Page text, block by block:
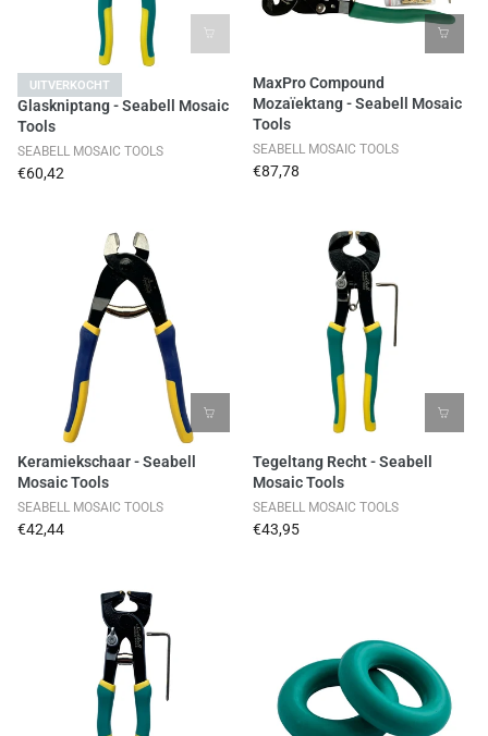
UITVERKOCHT
Glaskniptang - Seabell Mosaic
Tools
SEABELL MOSAIC TOOLS
€60,42
MaxPro Compound
Mozaïektang - Seabell Mosaic
Tools
SEABELL MOSAIC TOOLS
€87,78
Keramiekschaar - Seabell
Mosaic Tools
SEABELL MOSAIC TOOLS
€42,44
Tegeltang Recht - Seabell
Mosaic Tools
SEABELL MOSAIC TOOLS
€43,95